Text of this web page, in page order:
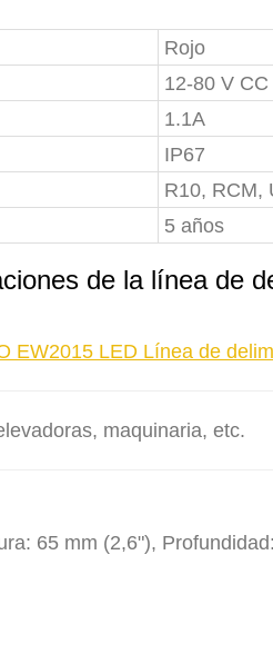
Rojo
12-80 V CC
1.1A
IP67
R10, RCM,
5 años
de la línea de
EW2015 LED Línea de
maquinaria, etc.
65 mm (2,6"),